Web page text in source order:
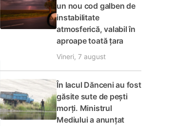
un nou cod galben de
instabilitate
atmosferică, valabil în
aproape toată țara
Vineri, 7 august
În lacul Dănceni au fost
găsite sute de pești
morți. Ministrul
Mediului a anunțat